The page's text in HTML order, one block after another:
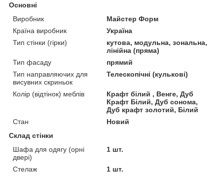
Основні
Виробник
Майстер Форм
Країна виробник
Україна
Тип стінки (гірки)
кутова, модульна, зональна,
лінійна (пряма)
Тип фасаду
прямий
Тип направляючих для
висувних скриньок
Телескопічні (кулькові)
Колір (відтінок) меблів
Крафт білий , Венге, Дуб
Крафт Білий, Дуб сонома,
Дуб крафт золотий, Білий
Стан
Новий
Склад стінки
Шафа для одягу (орні
двері)
1 шт.
Стелаж
1 шт.